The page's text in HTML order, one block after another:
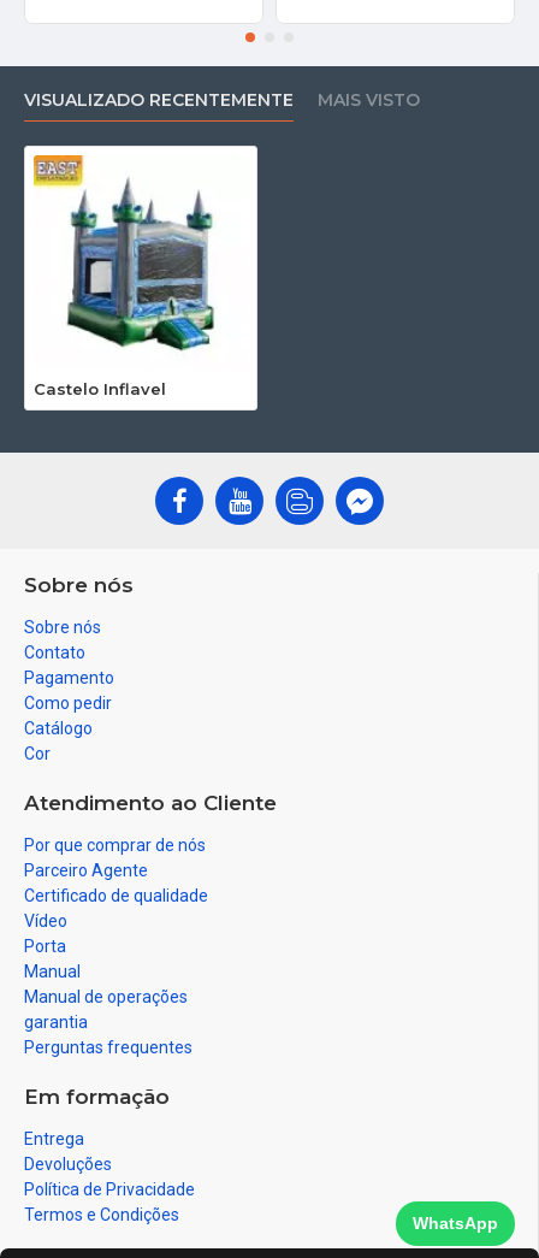
VISUALIZADO RECENTEMENTE MAIS VISTO
Castelo Inflavel
Sobre nós
Sobre nós
Contato
Pagamento
Como pedir
Catálogo
Cor
Atendimento ao Cliente
Por que comprar de nós
Parceiro Agente
Certificado de qualidade
Vídeo
Porta
Manual
Manual de operações
garantia
Perguntas frequentes
Em formação
Entrega
Devoluções
Política de Privacidade
Termos e Condições
WhatsApp